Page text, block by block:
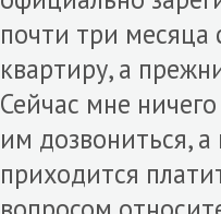
почти три месяца
квартиру, а
Сейчас мне
им дозвониться,
приходится